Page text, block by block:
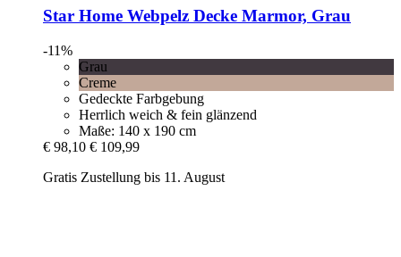
Star Home Webpelz Decke Marmor, Grau
-11%
Grau
Creme
Gedeckte Farbgebung
Herrlich weich & fein glänzend
Maße: 140 x 190 cm
€ 98,10 € 109,99
Gratis Zustellung bis 11. August